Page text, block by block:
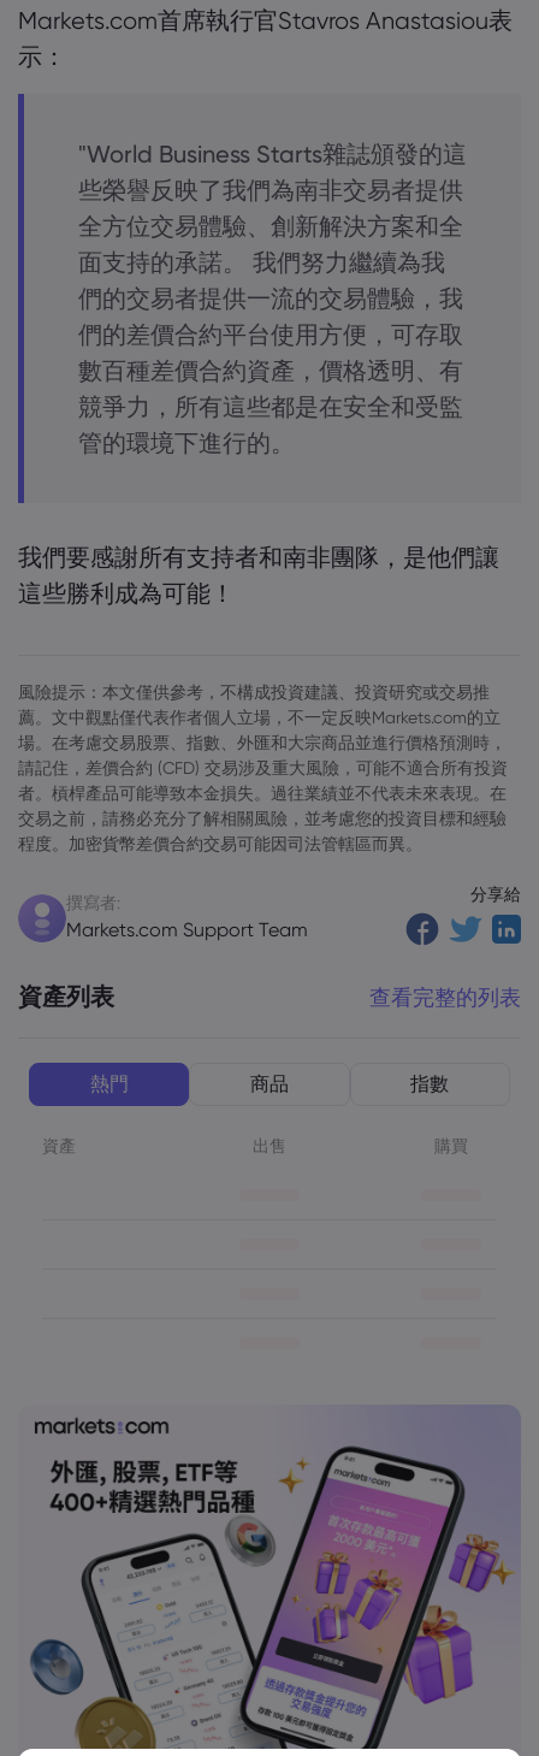
Markets.com首席執行官Stavros Anastasiou表
示：
"World Business Starts雜誌頒發的這
些榮譽反映了我們為南非交易者提供
全方位交易體驗、創新解決方案和全
面支持的承諾。 我們努力繼續為我
們的交易者提供一流的交易體驗，我
們的差價合約平台使用方便，可存取
數百種差價合約資產，價格透明、有
競爭力，所有這些都是在安全和受監
管的環境下進行的。
我們要感謝所有支持者和南非團隊，是他們讓
這些勝利成為可能！
風險提示：本文僅供參考，不構成投資建議、投資研究或交易推
薦。文中觀點僅代表作者個人立場，不一定反映Markets.com的立
場。在考慮交易股票、指數、外匯和大宗商品並進行價格預測時，
請記住，差價合約 (CFD) 交易涉及重大風險，可能不適合所有投資
者。槓桿產品可能導致本金損失。過往業績並不代表未來表現。在
交易之前，請務必充分了解相關風險，並考慮您的投資目標和經驗
程度。加密貨幣差價合約交易可能因司法管轄區而異。
撰寫者:
Markets.com Support Team
分享給
資產列表 查看完整的列表
熱門 商品 指數
資產 出售 購買